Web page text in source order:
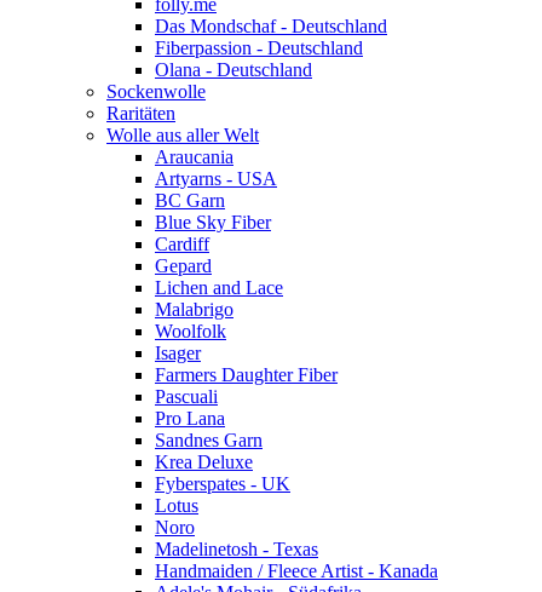
Das Mondschaf - Deutschland
Fiberpassion - Deutschland
Olana - Deutschland
Sockenwolle
Raritäten
Wolle aus aller Welt
Araucania
Artyarns - USA
BC Garn
Blue Sky Fiber
Cardiff
Gepard
Lichen and Lace
Malabrigo
Woolfolk
Isager
Farmers Daughter Fiber
Pascuali
Pro Lana
Sandnes Garn
Krea Deluxe
Fyberspates - UK
Lotus
Noro
Madelinetosh - Texas
Handmaiden / Fleece Artist - Kanada